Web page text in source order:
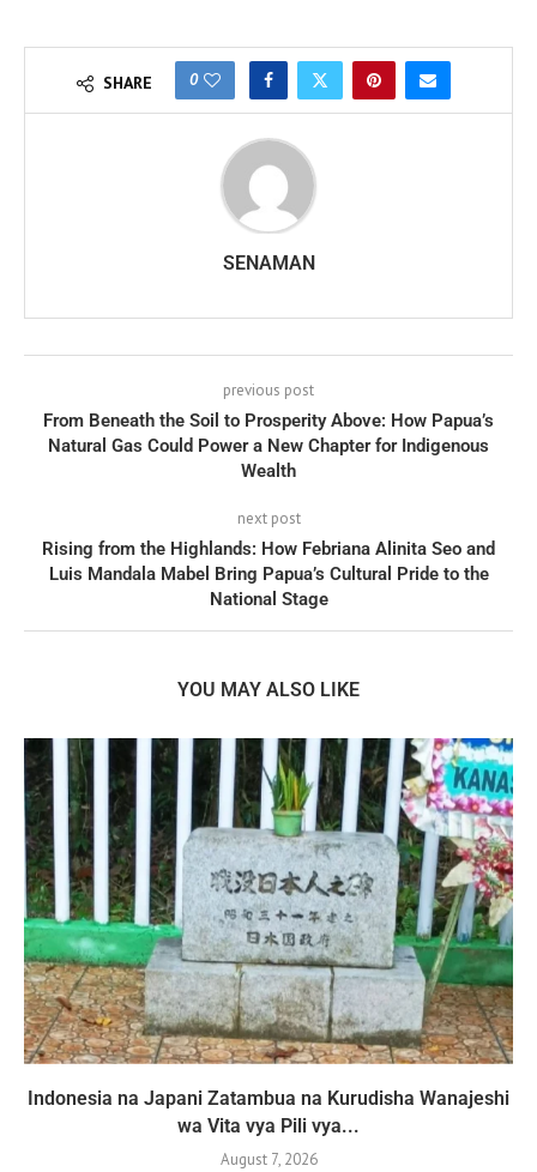
SHARE 0
SENAMAN
previous post
From Beneath the Soil to Prosperity Above: How Papua’s
Natural Gas Could Power a New Chapter for Indigenous
Wealth
next post
Rising from the Highlands: How Febriana Alinita Seo and
Luis Mandala Mabel Bring Papua’s Cultural Pride to the
National Stage
YOU MAY ALSO LIKE
Indonesia na Japani Zatambua na Kurudisha Wanajeshi
wa Vita vya Pili vya...
August 7, 2026